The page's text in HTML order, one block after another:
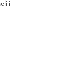
i